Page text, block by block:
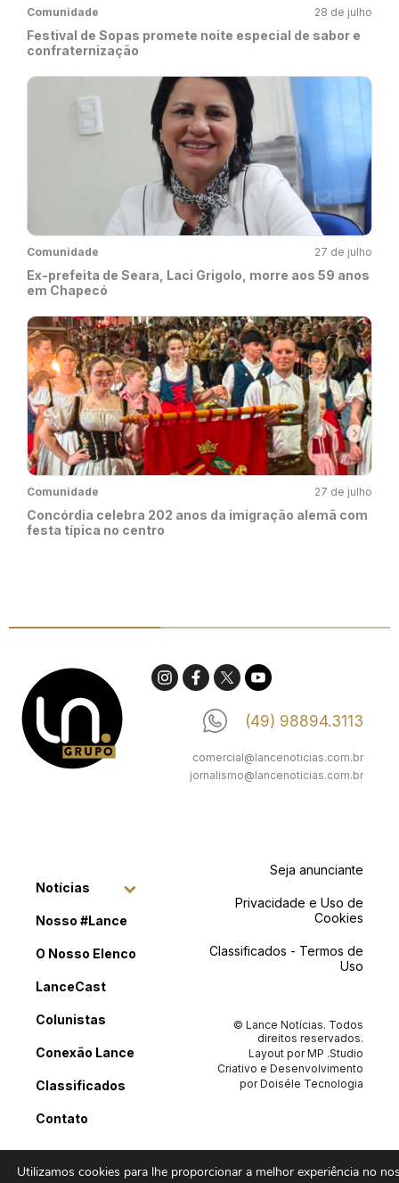
Comunidade 28 de julho
Festival de Sopas promete noite especial de sabor e
confraternização
Comunidade 27 de julho
Ex-prefeita de Seara, Laci Grigolo, morre aos 59 anos
em Chapecó
Comunidade 27 de julho
Concórdia celebra 202 anos da imigração alemã com
festa típica no centro
(49) 98894.3113
comercial@lancenoticias.com.br
jornalismo@lancenoticias.com.br
Notícias
Nosso #Lance
O Nosso Elenco
LanceCast
Colunistas
Conexão Lance
Classificados
Contato
Seja anunciante
Privacidade e Uso de
Cookies
Classificados - Termos de
Uso
© Lance Notícias. Todos
direitos reservados.
Layout porMP .Studio
Criativo e Desenvolvimento
porDoiséle Tecnologia
Utilizamos cookies para lhe proporcionar a melhor experiência no